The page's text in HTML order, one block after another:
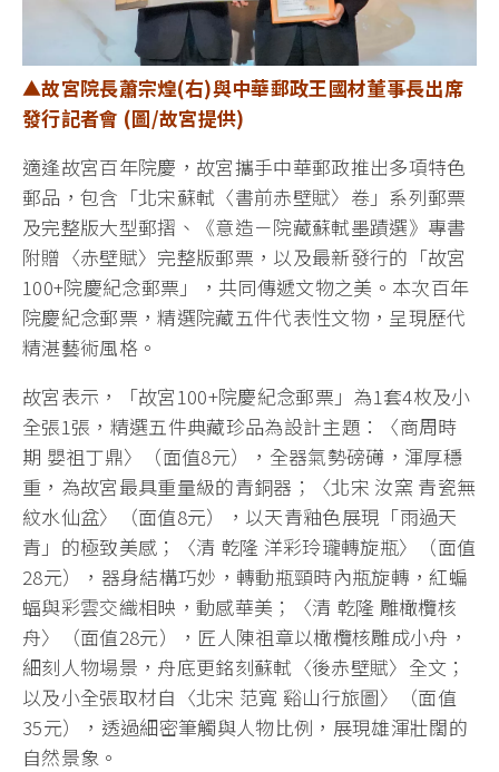
▲故宮院長蕭宗煌(右)與中華郵政王國材董事長出席
發行記者會 (圖/故宮提供)
適逢故宮百年院慶，故宮攜手中華郵政推出多項特色
郵品，包含「北宋蘇軾〈書前赤壁賦〉卷」系列郵票
及完整版大型郵摺、《意造－院藏蘇軾墨蹟選》專書
附贈〈赤壁賦〉完整版郵票，以及最新發行的「故宮
100+院慶紀念郵票」，共同傳遞文物之美。本次百年
院慶紀念郵票，精選院藏五件代表性文物，呈現歷代
精湛藝術風格。
故宮表示，「故宮100+院慶紀念郵票」為1套4枚及小
全張1張，精選五件典藏珍品為設計主題：〈商周時
期 嬰祖丁鼎〉（面值8元），全器氣勢磅礡，渾厚穩
重，為故宮最具重量級的青銅器；〈北宋 汝窯 青瓷無
紋水仙盆〉（面值8元），以天青釉色展現「雨過天
青」的極致美感；〈清 乾隆 洋彩玲瓏轉旋瓶〉（面值
28元），器身結構巧妙，轉動瓶頸時內瓶旋轉，紅蝙
蝠與彩雲交織相映，動感華美；〈清 乾隆 雕橄欖核
舟〉（面值28元），匠人陳祖章以橄欖核雕成小舟，
細刻人物場景，舟底更銘刻蘇軾〈後赤壁賦〉全文；
以及小全張取材自〈北宋 范寬 谿山行旅圖〉（面值
35元），透過細密筆觸與人物比例，展現雄渾壯闊的
自然景象。